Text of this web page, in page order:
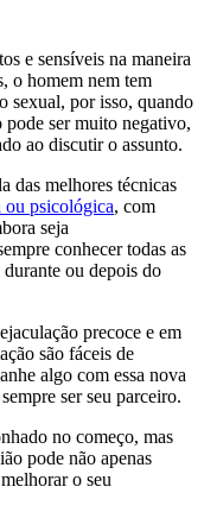
e sensíveis na maneira
o homem nem tem
sexual, por isso, quando
ser muito negativo,
ao discutir o assunto.
das melhores técnicas
ou psicológica, com
seja
conhecer todas as
durante ou depois do
precoce e em
são fáceis de
algo com essa nova
ser seu parceiro.
no começo, mas
pode não apenas
o seu